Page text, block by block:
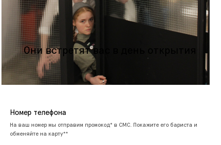
Номер телефона
На ваш номер мы отправим промокод* в СМС. Покажите его бариста и
обменяйте на карту**